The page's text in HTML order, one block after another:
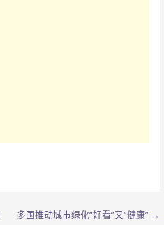
多国推动城市绿化“好看”又“健康” →